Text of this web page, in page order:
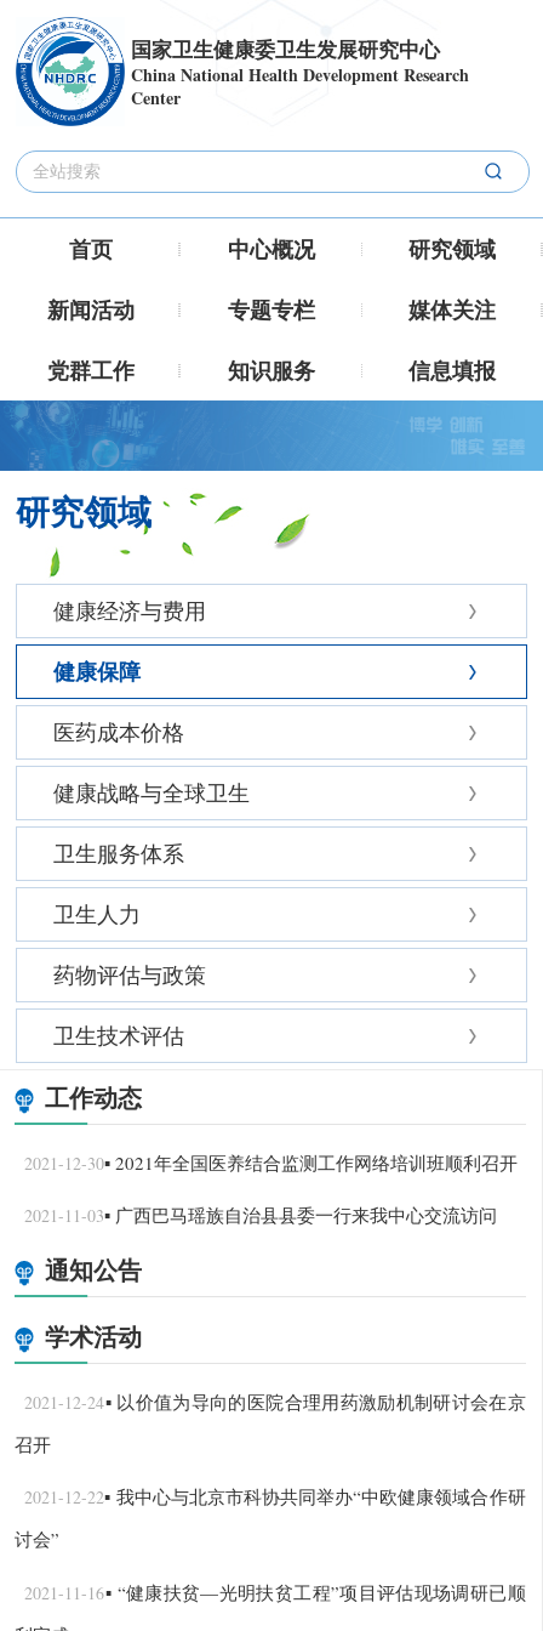
国家卫生健康委卫生发展研究中心
China National Health Development Research
Center
首页 中心概况
研究领域
新闻活动
专题专栏
媒体关注
党群工作
知识服务 信息填报
研究领域
健康经济与费用
健康保障
医药成本价格
健康战略与全球卫生
卫生服务体系
卫生人力
药物评估与政策
卫生技术评估
工作动态
2021-12-30▪ 2021年全国医养结合监测工作网络培训班顺利召开
2021-11-03▪ 广西巴马瑶族自治县县委一行来我中心交流访问
通知公告
学术活动
2021-12-24▪ 以价值为导向的医院合理用药激励机制研讨会在京
召开
2021-12-22▪ 我中心与北京市科协共同举办“中欧健康领域合作研
讨会”
2021-11-16▪ “健康扶贫—光明扶贫工程”项目评估现场调研已顺